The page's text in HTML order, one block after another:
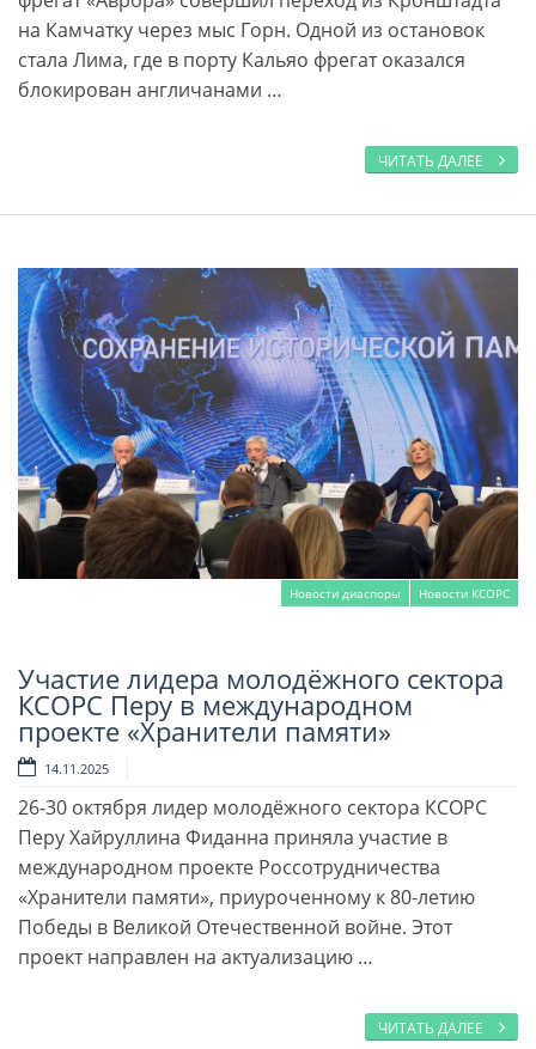
на Камчатку через мыс Горн. Одной из остановок
стала Лима, где в порту Кальяо фрегат оказался
блокирован англичанами …
ЧИТАТЬ ДАЛЕЕ
Новости диаспоры Новости КСОРС
Читать далее
Участие лидера молодёжного сектора
КСОРС Перу в международном
проекте «Хранители памяти»
14.11.2025
26-30 октября лидер молодёжного сектора КСОРС
Перу Хайруллина Фиданна приняла участие в
международном проекте Россотрудничества
«Хранители памяти», приуроченному к 80-летию
Победы в Великой Отечественной войне. Этот
проект направлен на актуализацию …
ЧИТАТЬ ДАЛЕЕ